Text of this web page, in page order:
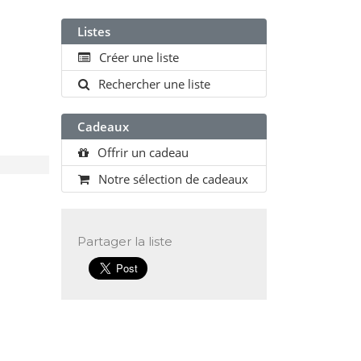
Listes
Créer une liste
Rechercher une liste
Cadeaux
Offrir un cadeau
Notre sélection de cadeaux
Partager la liste